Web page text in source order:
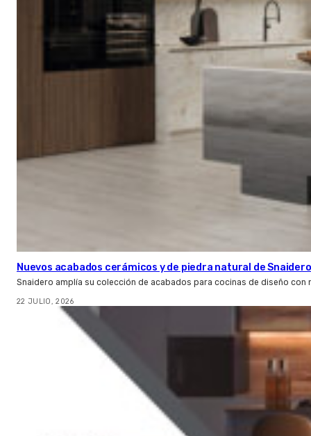
Nuevos acabados cerámicos y de piedra natural de Snaidero
Snaidero amplía su colección de acabados para cocinas de diseño
22 JULIO, 2026